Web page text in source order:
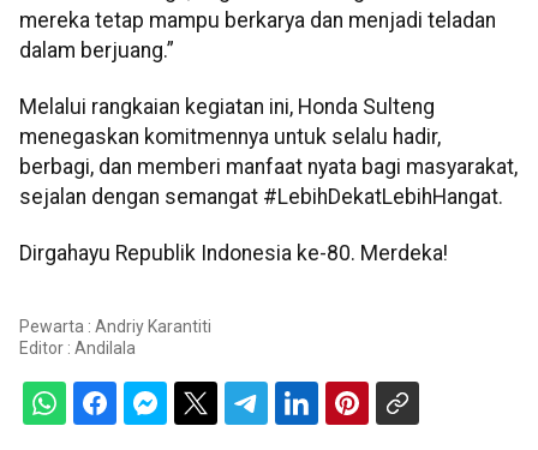
mereka tetap mampu berkarya dan menjadi teladan
dalam berjuang.”
Melalui rangkaian kegiatan ini, Honda Sulteng
menegaskan komitmennya untuk selalu hadir,
berbagi, dan memberi manfaat nyata bagi masyarakat,
sejalan dengan semangat #LebihDekatLebihHangat.
Dirgahayu Republik Indonesia ke-80. Merdeka!
Pewarta : Andriy Karantiti
Editor : Andilala